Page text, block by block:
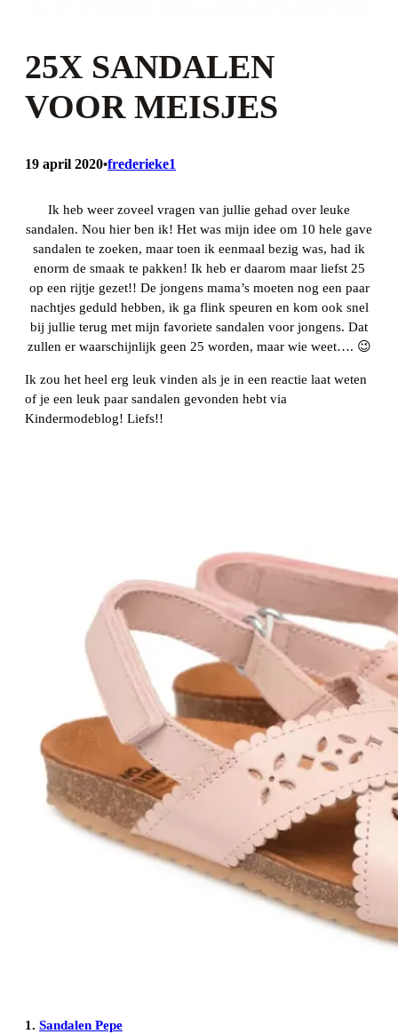
25X SANDALEN
VOOR MEISJES
19 april 2020•frederieke1
Ik heb weer zoveel vragen van jullie gehad over leuke
sandalen. Nou hier ben ik! Het was mijn idee om 10 hele gave
sandalen te zoeken, maar toen ik eenmaal bezig was, had ik
enorm de smaak te pakken! Ik heb er daarom maar liefst 25
op een rijtje gezet!! De jongens mama’s moeten nog een paar
nachtjes geduld hebben, ik ga flink speuren en kom ook snel
bij jullie terug met mijn favoriete sandalen voor jongens. Dat
zullen er waarschijnlijk geen 25 worden, maar wie weet…. 😉
Ik zou het heel erg leuk vinden als je in een reactie laat weten
of je een leuk paar sandalen gevonden hebt via
Kindermodeblog! Liefs!!
1. Sandalen Pepe